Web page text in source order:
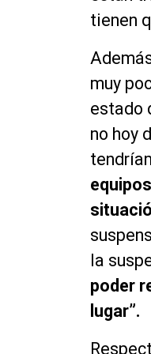
tienen
muy
estado
no hoy
la
poder
lugar”.